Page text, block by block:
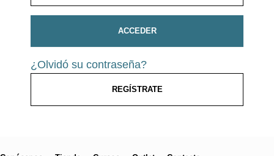
ACCEDER
¿Olvidó su contraseña?
REGÍSTRATE